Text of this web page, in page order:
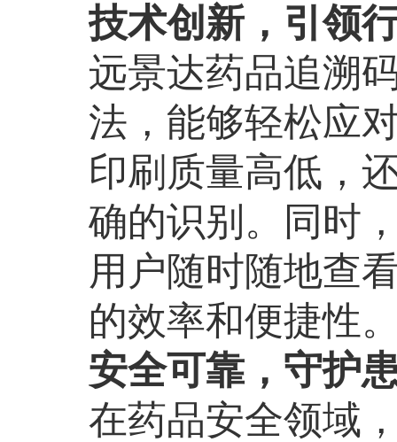
技术创新，引领
远景达药品追溯
法，能够轻松应
印刷质量高低，
确的识别。同时
用户随时随地查
的效率和便捷性
安全可靠，守护
在药品安全领域